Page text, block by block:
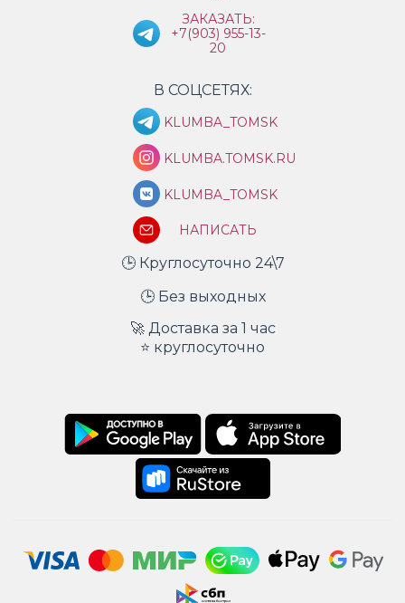
ЗАКАЗАТЬ:
+7(903) 955-13-
20
В СОЦСЕТЯХ:
KLUMBA_TOMSK
KLUMBA.TOMSK.RU
KLUMBA_TOMSK
НАПИСАТЬ
🕒 Круглосуточно 24\7
🕒 Без выходных
🚀 Доставка за 1 час
⭐ круглосуточно